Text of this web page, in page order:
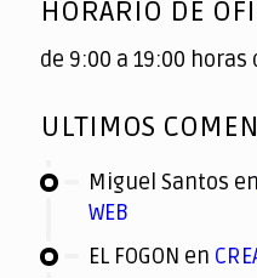
HORARIO DE
de 9:00 a 19:00 horas
ULTIMOS
Miguel Santos en
WEB
EL FOGON en